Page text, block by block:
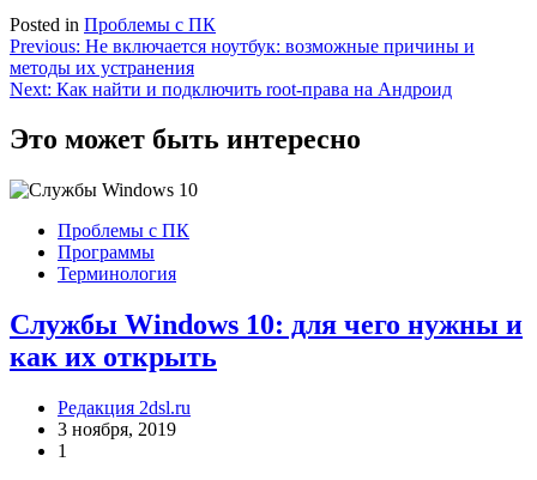
Posted in Проблемы с ПК
Навигация
по
Previous: Не включается ноутбук: возможные причины и
методы их устранения
Next: Как найти и подключить root-права на Андроид
Это может быть интересно
Проблемы с ПК
Программы
Терминология
Службы Windows 10: для чего нужны и
как их открыть
Редакция 2dsl.ru
3 ноября, 2019
1